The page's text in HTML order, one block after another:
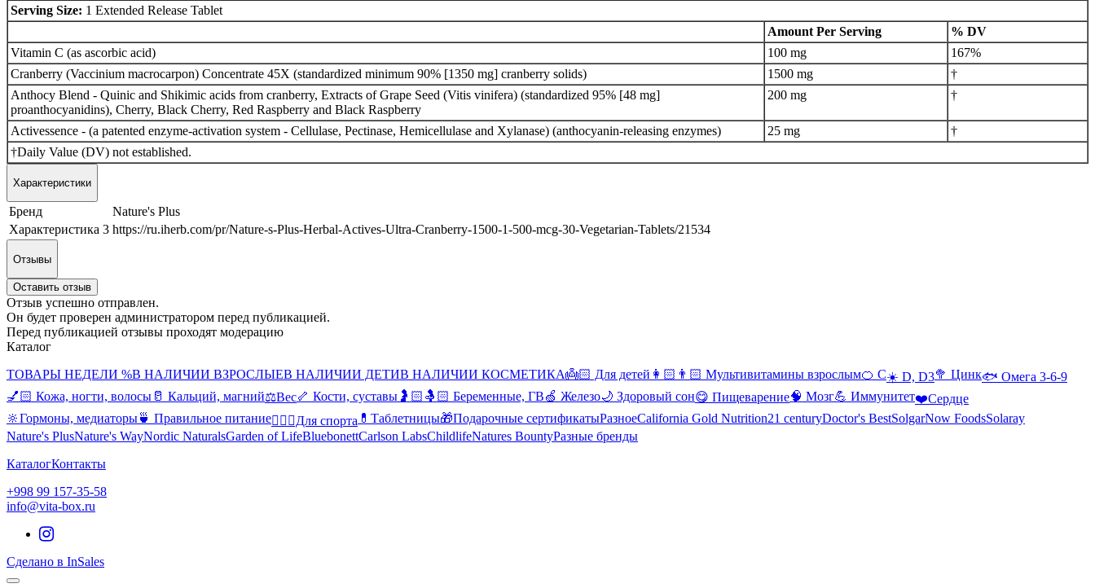
Serving Size: 1 Extended Release Tablet
Amount Per Serving
% DV
Vitamin C (as ascorbic acid)
100 mg
167%
Cranberry (Vaccinium macrocarpon) Concentrate 45X (standardized minimum 90% [1350 mg] cranberry solids)
1500 mg
†
Anthocy Blend - Quinic and Shikimic acids from cranberry, Extracts of Grape Seed (Vitis vinifera) (standardized 95% [48 mg]
proanthocyanidins), Cherry, Black Cherry, Red Raspberry and Black Raspberry
200 mg †
Activessence - (a patented enzyme-activation system - Cellulase, Pectinase, Hemicellulase and Xylanase) (anthocyanin-releasing enzymes) 25 mg
†
†Daily Value (DV) not established.
Характеристики
Бренд
Nature's Plus
Характеристика 3 https://ru.iherb.com/pr/Nature-s-Plus-Herbal-Actives-Ultra-Cranberry-1500-1-500-mcg-30-Vegetarian-Tablets/21534
Отзывы
Оставить отзыв
Отзыв успешно отправлен.
Он будет проверен администратором перед публикацией.
Перед публикацией отзывы проходят модерацию
Каталог
ТОВАРЫ НЕДЕЛИ %В НАЛИЧИИ ВЗРОСЛЫЕВ НАЛИЧИИ ДЕТИВ НАЛИЧИИ КОСМЕТИКА👼🏻 Для детей 👩🏻👨🏻 Мультивитамины взрослым🍊 С☀️ D, D3🥦 Цинк🐟 Омега 3-6-9
💅🏻 Кожа, ногти, волосы 🥛 Кальций, магний⚖️Вес🦴 Кости, суставы 🤰🏻🤱🏻 Беременные, ГВ🍏 Железо🌙 Здоровый сон😋 Пищеварение🧠 Мозг💪 Иммунитет❤️Сердце
🔆Гормоны, медиаторы🍵 Правильное питание🤸🏻‍♀️Для спорта 💊Таблетницы🎁Подарочные сертификатыРазноеCalifornia Gold Nutrition21 centuryDoctor's BestSolgarNow FoodsSolaray
Nature's PlusNature's WayNordic NaturalsGarden of LifeBluebonettCarlson LabsChildlifeNatures BountyРазные бренды
КаталогКонтакты
+998 99 157-35-58
info@vita-box.ru
Сделано в InSales